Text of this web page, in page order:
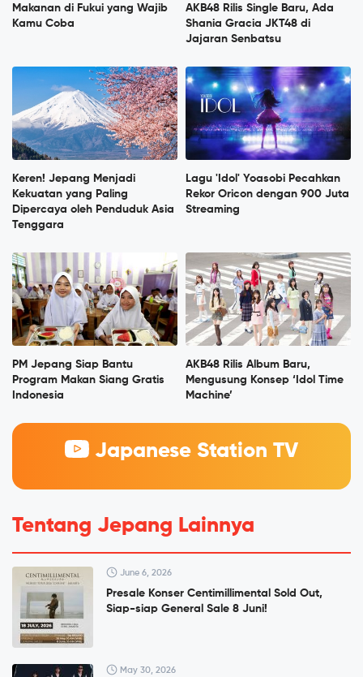
Makanan di Fukui yang Wajib
Kamu Coba
AKB48 Rilis Single Baru, Ada
Shania Gracia JKT48 di
Jajaran Senbatsu
Keren! Jepang Menjadi
Kekuatan yang Paling
Dipercaya oleh Penduduk Asia
Tenggara
Lagu 'Idol' Yoasobi Pecahkan
Rekor Oricon dengan 900 Juta
Streaming
PM Jepang Siap Bantu
Program Makan Siang Gratis
Indonesia
AKB48 Rilis Album Baru,
Mengusung Konsep ‘Idol Time
Machine’
Japanese Station TV
Tentang Jepang Lainnya
June 6, 2026
Presale Konser Centimillimental Sold Out,
Siap-siap General Sale 8 Juni!
May 30, 2026